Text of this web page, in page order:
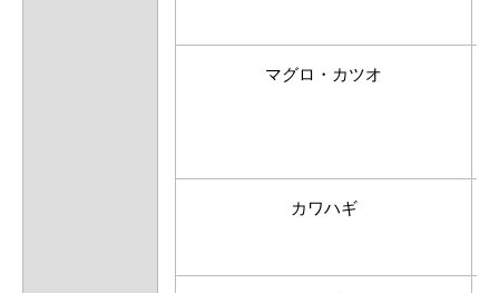
マグロ・カツオ
カワハギ